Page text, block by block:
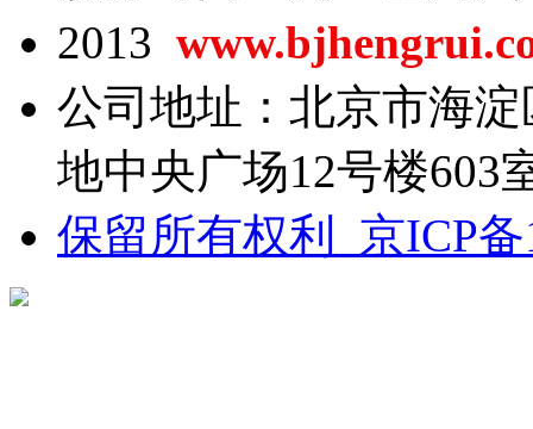
2013
公司地址：北京市海
地中央广场12号楼603
保留所有权利 京ICP备